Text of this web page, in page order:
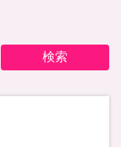
検索